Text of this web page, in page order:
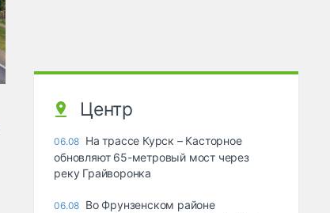
Центр
06.08 На трассе Курск – Касторное
обновляют 65-метровый мост через
реку Грайворонка
06.08 Во Фрунзенском районе